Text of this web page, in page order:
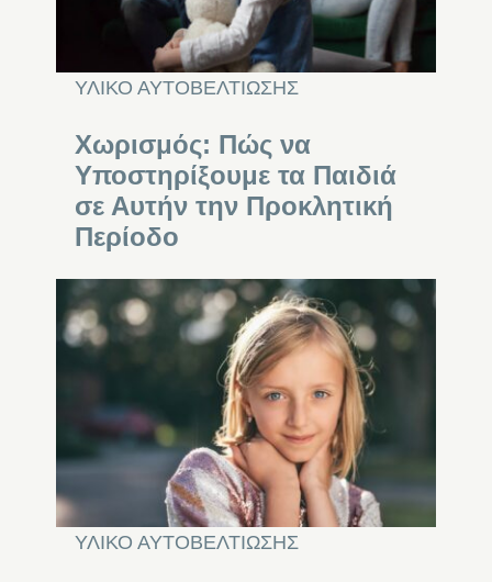
ΥΛΙΚΟ ΑΥΤΟΒΕΛΤΙΩΣΗΣ
Χωρισμός: Πώς να
Υποστηρίξουμε τα Παιδιά
σε Αυτήν την Προκλητική
Περίοδο
ΥΛΙΚΟ ΑΥΤΟΒΕΛΤΙΩΣΗΣ